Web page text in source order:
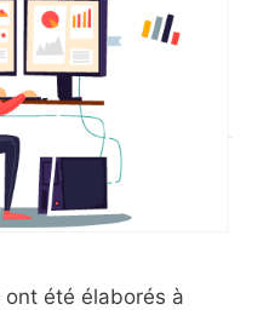
été élaborés à